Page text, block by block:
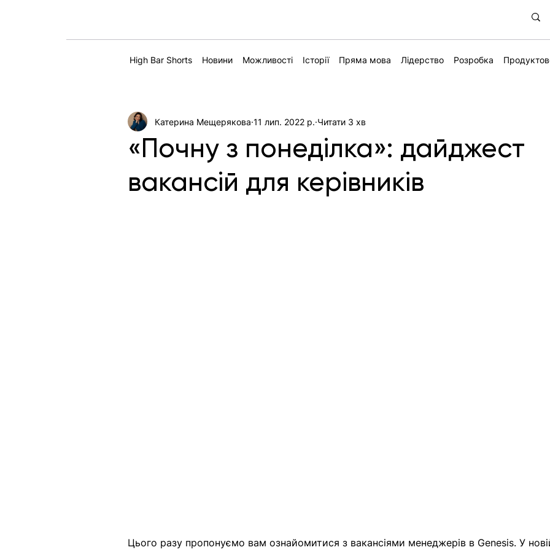
High Bar Shorts Новини Можливості Історії Пряма мова Лідерство Розробка
«Почну з понеділка»: дайджест
вакансій для керівників
Катерина Мещерякова 11 лип. 2022 р. Читати 3 хв
Цього разу пропонуємо вам ознайомитися з вакансіями менеджерів в Genesis. У